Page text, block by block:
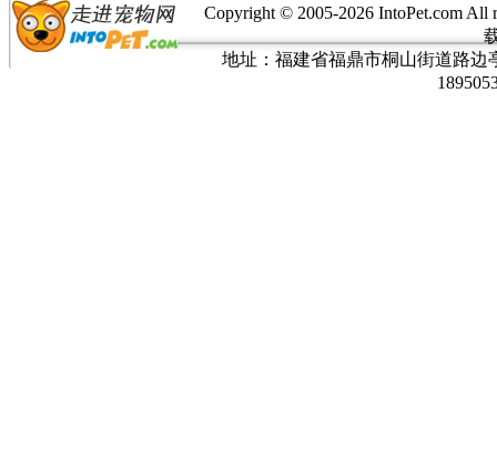
Copyright © 2005-2026 IntoPet.com
地址：福建省福鼎市桐山街道路边